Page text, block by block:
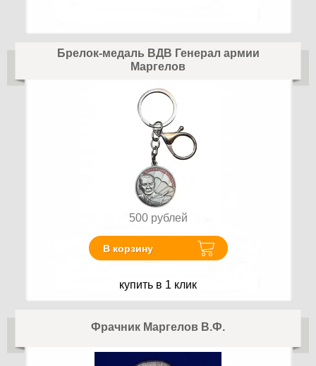
Брелок-медаль ВДВ Генерал армии
Маргелов
500 рублей
В корзину
купить в 1 клик
Фрачник Маргелов В.Ф.